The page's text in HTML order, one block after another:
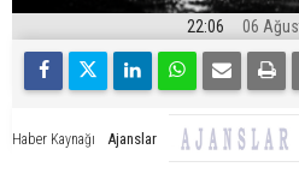
22:06 06
Haber Kaynağı Ajanslar